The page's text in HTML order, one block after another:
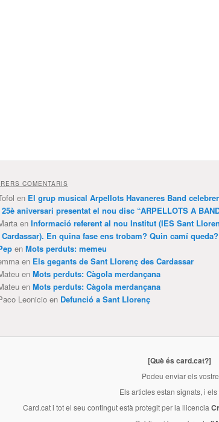
COMENTARIS
en El grup musical Arpellots Havaneres Band
aniversari presentat el nou disc “ARPELLOTS A
en Informació referent al nou Institut (IES Sant
En quina fase ens trobam? Quin camí queda?
en Mots perduts: memeu
en Els gegants de Sant Llorenç des Cardassar
en Mots perduts: Càgola merdançana
en Mots perduts: Càgola merdançana
Leonicioen Defunció a Sant Llorenç
[Què és card.cat?]
Podeu enviar els
Els articles estan signats, i
Card.cati tot el seu contingut està protegit per la llicencia